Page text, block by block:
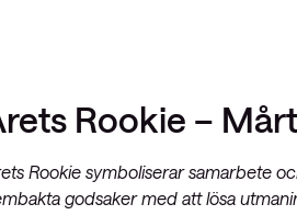
Rookie –
Rookie symboliserar samarbete
godsaker med att lösa